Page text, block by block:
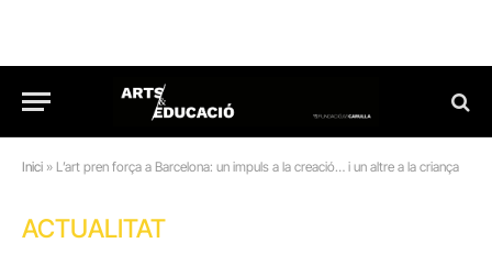
Inici » L’art pren força a Barcelona: un impuls a la creació… i un altre a la criança
ACTUALITAT